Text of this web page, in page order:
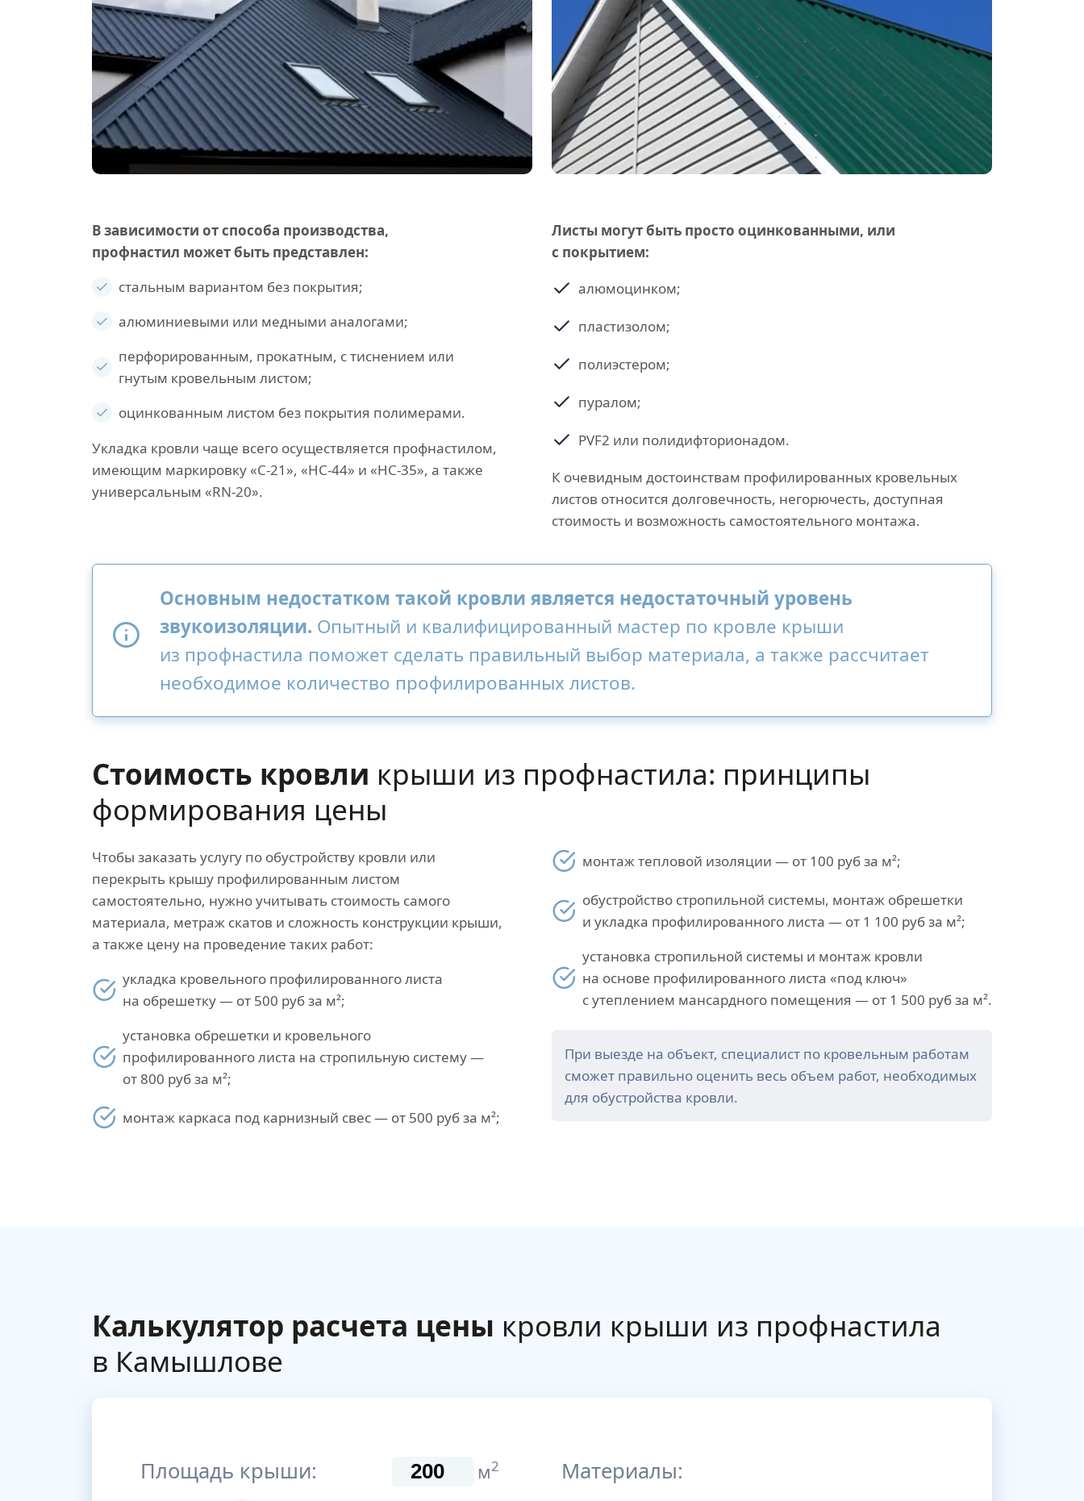
В зависимости от способа производства,
профнастил может быть представлен:
стальным вариантом без покрытия;
алюминиевыми или медными аналогами;
перфорированным, прокатным, с тиснением или
гнутым кровельным листом;
оцинкованным листом без покрытия полимерами.
Укладка кровли чаще всего осуществляется профнастилом,
имеющим маркировку «С-21», «НС-44» и «НС-35», а также
универсальным «RN-20».
Листы могут быть просто оцинкованными, или
с покрытием:
алюмоцинком;
пластизолом;
полиэстером;
пуралом;
PVF2 или полидифторионадом.
К очевидным достоинствам профилированных кровельных
листов относится долговечность, негорючесть, доступная
стоимость и возможность самостоятельного монтажа.
Основным недостатком такой кровли является недостаточный уровень
звукоизоляции. Опытный и квалифицированный мастер по кровле крыши
из профнастила поможет сделать правильный выбор материала, а также рассчитает
необходимое количество профилированных листов.
Стоимость кровли крыши из профнастила: принципы
формирования цены
Чтобы заказать услугу по обустройству кровли или
перекрыть крышу профилированным листом
самостоятельно, нужно учитывать стоимость самого
материала, метраж скатов и сложность конструкции крыши,
а также цену на проведение таких работ:
укладка кровельного профилированного листа
на обрешетку — от 500 руб за м²;
установка обрешетки и кровельного
профилированного листа на стропильную систему —
от 800 руб за м²;
монтаж каркаса под карнизный свес — от 500 руб за м²;
монтаж тепловой изоляции — от 100 руб за м²;
обустройство стропильной системы, монтаж обрешетки
и укладка профилированного листа — от 1 100 руб за м²;
установка стропильной системы и монтаж кровли
на основе профилированного листа «под ключ»
с утеплением мансардного помещения — от 1 500 руб за м².
При выезде на объект, специалист по кровельным работам
сможет правильно оценить весь объем работ, необходимых
для обустройства кровли.
Калькулятор расчета цены кровли крыши из профнастила
в Камышлове
Площадь крыши: м2 Материалы: